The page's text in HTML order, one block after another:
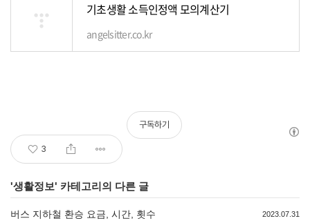
기초생활 소득인정액 모의계산기
angelsitter.co.kr
3
구독하기
'생활정보' 카테고리의 다른 글
버스 지하철 환승 요금, 시간, 횟수 2023.07.31